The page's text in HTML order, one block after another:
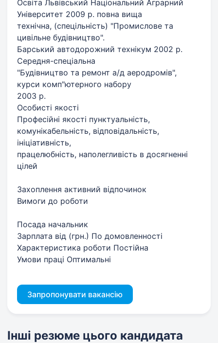
Освіта Львівський Національний Аграрний
Університет 2009 р. повна вища
технічна, (спецільність) "Промислове та
цивільне будівництво".
Барський автодорожний технікум 2002 р.
Середня-спеціальна
"Будівництво та ремонт а/д аеродромів",
курси комп"ютерного набору
2003 р.
Особисті якості
Професійні якості пунктуальність,
комунікабельність, відповідальність,
ініціативність,
працелюбність, наполегливість в досягненні
цілей
Захоплення активний відпочинок
Вимоги до роботи
Посада начальник
Зарплата від (грн.) По домовленності
Характеристика роботи Постійна
Умови праці Оптимальні
Запропонувати вакансію
Інші резюме цього кандидата